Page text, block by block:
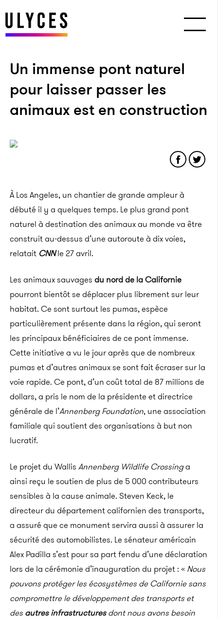
Un immense pont naturel
pour laisser passer les
animaux est en construction
À Los Angeles, un chantier de grande ampleur à
débuté il y a quelques temps. Le plus grand pont
naturel à destination des animaux au monde va être
construit au-dessus d’une autoroute à dix voies,
relatait CNNle 27 avril.
Les animaux sauvages du nord de la Californie
pourront bientôt se déplacer plus librement sur leur
habitat. Ce sont surtout les pumas, espèce
particulièrement présente dans la région, qui seront
les principaux bénéficiaires de ce pont immense.
Cette initiative a vu le jour après que de nombreux
pumas et d’autres animaux se sont fait écraser sur la
voie rapide. Ce pont, d’un coût total de 87 millions de
dollars, a pris le nom de la présidente et directrice
générale de l’Annenberg Foundation, une association
familiale qui soutient des organisations à but non
lucratif.
Le projet du Wallis Annenberg Wildlife Crossinga
ainsi reçu le soutien de plus de 5 000 contributeurs
sensibles à la cause animale. Steven Keck, le
directeur du département californien des transports,
a assuré que ce monument servira aussi à assurer la
sécurité des automobilistes. Le sénateur américain
Alex Padilla s’est pour sa part fendu d’une déclaration
lors de la cérémonie d’inauguration du projet : « Nous
pouvons protéger les écosystèmes de Californie sans
compromettre le développement des transports et
des autres infrastructuresdont nous avons besoin